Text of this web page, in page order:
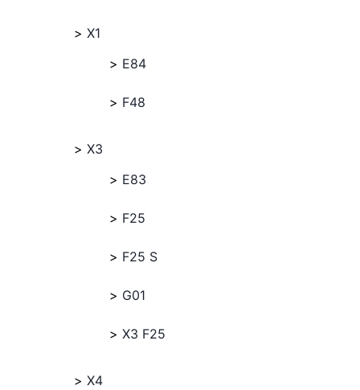
X1
E84
F48
X3
E83
F25
F25 S
G01
X3 F25
X4